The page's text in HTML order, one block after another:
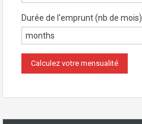
Durée de l'emprunt (nb de mois)